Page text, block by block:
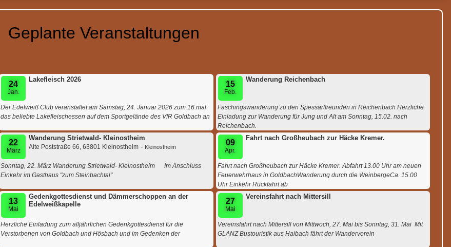
Geplante Veranstaltungen
24
Jan.
Lakefleisch 2026
Der Edelweiß Club veranstaltet am Samstag, 24. Januar 2026 zum 16.mal
das beliebte Lakefleischessen auf dem Sportgelände des VfR Goldbach an
15
Feb.
Wanderung Reichenbach
Faschingswanderung zu den Spessartfreunden in Reichenbach Herzliche
Einladung zur Wanderung für Jung und Alt am Sonntag, 15.02. nach
Reichenbach.
22
März
Wanderung Strietwald- Kleinostheim
Alte Poststraße 66, 63801 Kleinostheim - Kleinostheim
Sonntag, 22. März Wanderung Strietwald- Kleinostheim Im Anschluss
Einkehr im Gasthaus "zum Steinbachtal"
09
Apr.
Fahrt nach Großheubach zur Häcke Kremer.
Fahrt nach Großheubach zur Häcke Kremer. Abfahrt 13.00 Uhr am neuen
Feuerwehrhaus in GoldbachWanderung durch die WeinbergeCa. 15.00
Uhr Einkehr Rückfahrt ab
13
Mai
Gedenkgottesdienst und Dämmerschoppen an der
Edelweißkapelle
Herzliche Einladung zum alljährlichen Gedenkgottesdienst für die
Verstorbenen von Goldbach und Hösbach und im Gedenken der
27
Mai
Vereinsfahrt nach Mittersill
Vereinsfahrt nach Mittersill von Mittwoch, 27. Mai bis Sonntag, 31. Mai Mit
GLANZ Bustouristik aus Haibach fährt der Wanderverein